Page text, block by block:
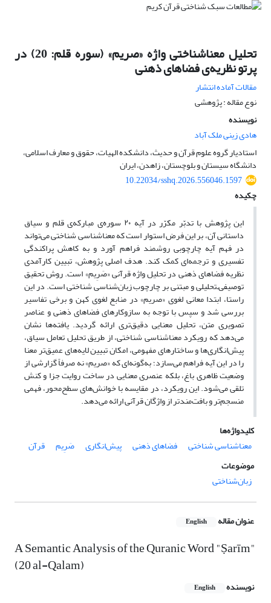
تحلیل معناشناختی واژه «صریم» (سوره قلم: 20) در
پرتو نظریه‌ی فضاهای ذهنی
مقالات آماده انتشار
نوع مقاله : پژوهشی
نویسنده
هادی زینی ملک آباد
استادیار گروه علوم قرآن و حدیث، دانشکده الهیات، حقوق و معارف اسلامی،
دانشگاه سیستان و بلوچستان، زاهدن، ایران
10.22034/sshq.2026.556046.1597
چکیده
این پژوهش با تدبّر مکرّر در آیه ۲۰ سوره‌ی مبارکه‌ی قلم و سیاق
داستانی آن، بر این فرض استوار است که معناشناسی شناختی می‌تواند
در فهم آیه چارچوبی روشمند فراهم آورد و به کاهش پراکندگی
تفسیری و ترجمه‌ای کمک کند. هدف اصلی پژوهش، تبیین کارآمدی
نظریه فضاهای ذهنی در تحلیل واژه قرآنی «صَرِیم» است. روش تحقیق
توصیفی‌ـ‌تحلیلی و مبتنی بر چارچوب زبان‌شناسی شناختی است. در این
راستا، ابتدا معانی لغوی «صریم» در منابع لغوی کهن و برخی تفاسیر
بررسی شد و سپس با توجه به سازوکارهای فضاهای ذهنی و عناصر
تصویری متن، تحلیل معنایی دقیق‌تری ارائه گردید. یافته‌ها نشان
می‌دهد که رویکرد معناشناسی شناختی، از طریق تحلیل تعامل سیاق،
پیش‌انگاری‌ها و ساختارهای مفهومی، امکان تبیین لایه‌های عمیق‌تر معنا
را در این آیه فراهم می‌سازد؛ به‌گونه‌ای که «صریم» نه صرفاً گزارشی از
وضعیت ظاهری باغ، بلکه عنصری معنایی در ساخت روایت جزا و کنش
تلقی می‌شود. این رویکرد، در مقایسه با خوانش‌های سطح‌محور، فهمی
منسجم‌تر و بافت‌مندتر از واژگان قرآنی ارائه می‌دهد.
کلیدواژه‌ها
معناشناسی شناختی
فضاهای ذهنی پیش‌انگاری صَرِیم
قرآن
موضوعات
زبان‌شناختی
عنوان مقاله English
A Semantic Analysis of the Quranic Word "Ṣarīm"
(20 al-Qalam)
نویسنده English